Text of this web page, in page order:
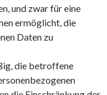
und zwar für eine
ermöglicht, die
Daten zu
die betroffene